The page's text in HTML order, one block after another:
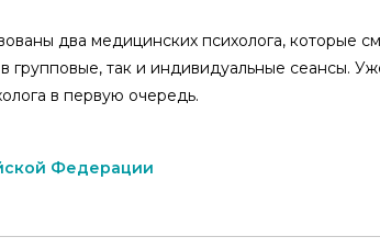
два медицинских психолога,
так и индивидуальные сеансы.
в первую очередь.
Федерации